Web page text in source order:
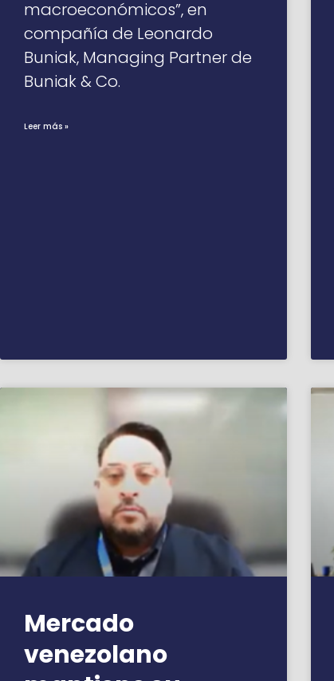
macroeconómicos”, en
compañía de Leonardo
Buniak, Managing Partner de
Buniak & Co.
Leer más »
Mercado
venezolano